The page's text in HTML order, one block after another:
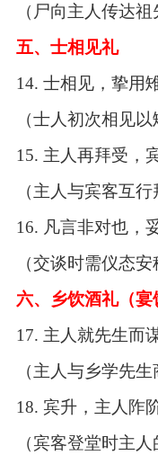
（尸向主人传达祖
五、士相见礼
14. 士相见，挚用雉
（士人初次相见以
15. 主人再拜受，
（主人与宾客互
16. 凡言非对也，
（交谈时需仪态安
六、乡饮酒礼（宴
17. 主人就先生而
（主人与乡学先
18. 宾升，主人阼
（宾客登堂时主人